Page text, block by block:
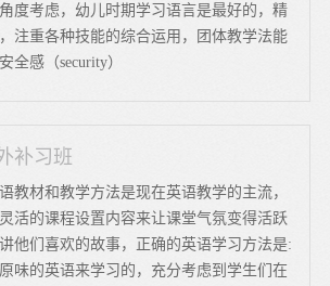
度考虑，幼儿时期学习语言是最好的，精
注重各种技能的综合运用，团体教学法能
全感（security）
补习班
教材和教学方法是现在英语教学的主流，
活的课程设置内容来让课堂气氛变得活跃
他们喜欢的故事，正确的英语学习方法是:
味的英语来学习的，充分考虑到学生们在